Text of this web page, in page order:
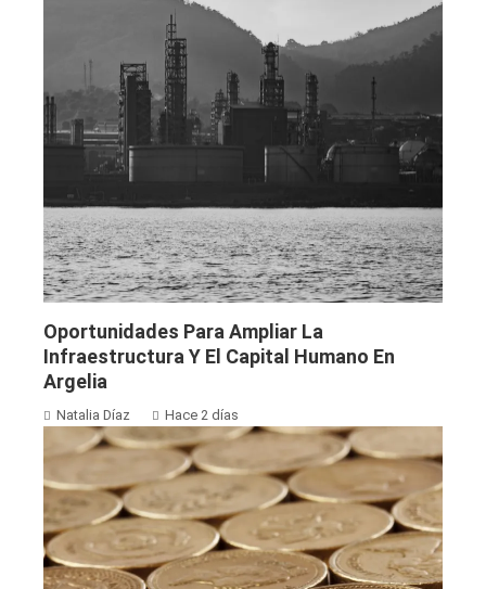
Oportunidades Para Ampliar La
Infraestructura Y El Capital Humano En
Argelia
Natalia Díaz Hace 2 días